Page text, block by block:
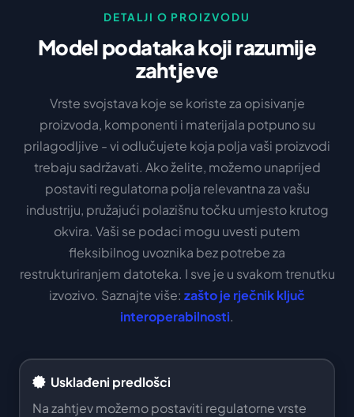
DETALJI O PROIZVODU
Model podataka koji razumije
zahtjeve
Vrste svojstava koje se koriste za opisivanje
proizvoda, komponenti i materijala potpuno su
prilagodljive - vi odlučujete koja polja vaši proizvodi
trebaju sadržavati. Ako želite, možemo unaprijed
postaviti regulatorna polja relevantna za vašu
industriju, pružajući polazišnu točku umjesto krutog
okvira. Vaši se podaci mogu uvesti putem
fleksibilnog uvoznika bez potrebe za
restrukturiranjem datoteka. I sve je u svakom trenutku
izvozivo. Saznajte više: zašto je rječnik ključ
interoperabilnosti.
Usklađeni predlošci
Na zahtjev možemo postaviti regulatorne vrste